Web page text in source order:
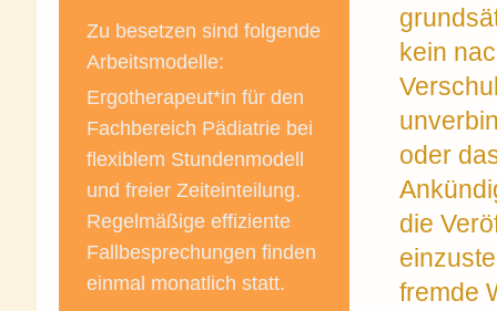
kein
oder
die
fremde
Zu besetzen sind folgende
Arbeitsmodelle:
Ergotherapeut*in für den
Fachbereich Pädiatrie bei
flexiblem Stundenmodell
und freier Zeiteinteilung.
Regelmäßige effiziente
Fallbesprechungen finden
einmal monatlich statt.